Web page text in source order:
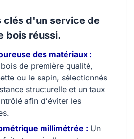
clés d'un service de
bois réussi.
des matériaux :
de première qualité,
ou le sapin, sélectionnés
structurelle et un taux
afin d'éviter les
millimétrée : Un